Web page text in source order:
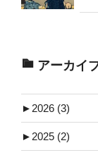
アーカイ
► 2026 (3)
► 2025 (2)